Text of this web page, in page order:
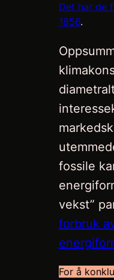
Det har de
1856.
fossile
vekst”
forbruk
For å